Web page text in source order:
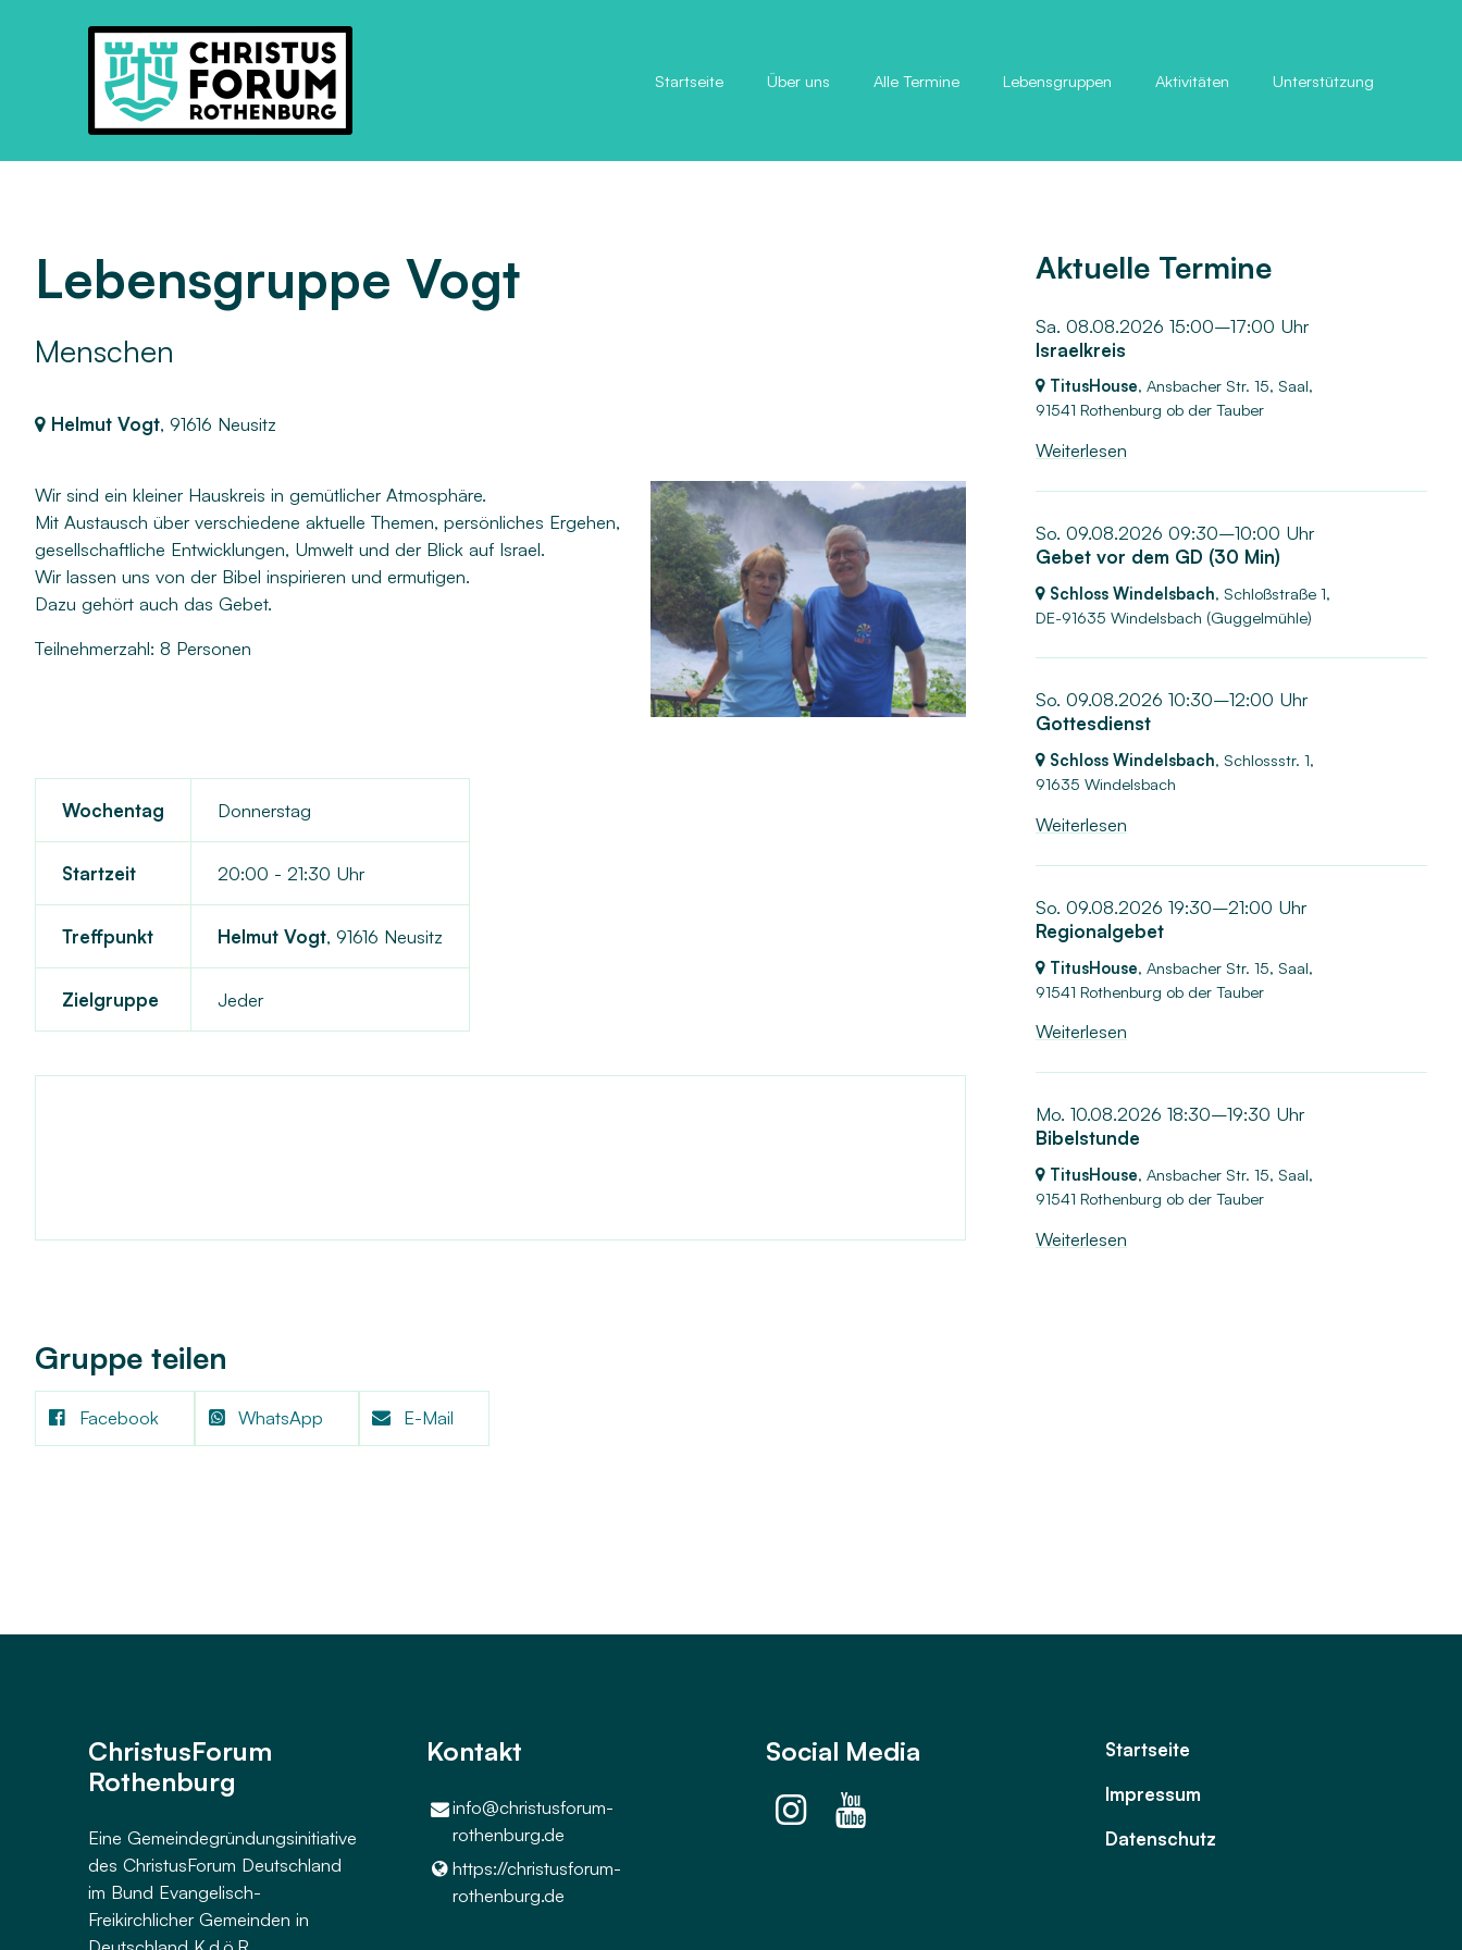
Startseite Über uns Alle Termine Lebensgruppen Aktivitäten Unterstützung
Lebensgruppe Vogt
Menschen
Helmut Vogt, 91616 Neusitz
Wir sind ein kleiner Hauskreis in gemütlicher Atmosphäre.
Mit Austausch über verschiedene aktuelle Themen, persönliches Ergehen,
gesellschaftliche Entwicklungen, Umwelt und der Blick auf Israel.
Wir lassen uns von der Bibel inspirieren und ermutigen.
Dazu gehört auch das Gebet.
Teilnehmerzahl: 8 Personen
Wochentag Donnerstag
Startzeit 20:00 - 21:30 Uhr
Treffpunkt Helmut Vogt, 91616 Neusitz
Zielgruppe Jeder
Gruppe teilen
Facebook WhatsApp E-Mail
Aktuelle Termine
Sa. 08.08.2026 15:00–17:00 Uhr
Israelkreis
TitusHouse, Ansbacher Str. 15, Saal,
91541 Rothenburg ob der Tauber
Weiterlesen
So. 09.08.2026 09:30–10:00 Uhr
Gebet vor dem GD (30 Min)
Schloss Windelsbach, Schloßstraße 1,
DE-91635 Windelsbach (Guggelmühle)
So. 09.08.2026 10:30–12:00 Uhr
Gottesdienst
Schloss Windelsbach, Schlossstr. 1,
91635 Windelsbach
Weiterlesen
So. 09.08.2026 19:30–21:00 Uhr
Regionalgebet
TitusHouse, Ansbacher Str. 15, Saal,
91541 Rothenburg ob der Tauber
Weiterlesen
Mo. 10.08.2026 18:30–19:30 Uhr
Bibelstunde
TitusHouse, Ansbacher Str. 15, Saal,
91541 Rothenburg ob der Tauber
Weiterlesen
ChristusForum
Rothenburg
Eine Gemeindegründungsinitiative
des ChristusForum Deutschland
im Bund Evangelisch-
Freikirchlicher Gemeinden in
Kontakt
info@​christusforum-
rothenburg.​de
https://christusforum-
rothenburg.​de
Social Media
Startseite
Impressum
Datenschutz